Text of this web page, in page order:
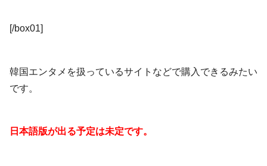
[/box01]
韓国エンタメを扱っているサイトなどで購入できるみたい
です。
日本語版が出る予定は未定です。